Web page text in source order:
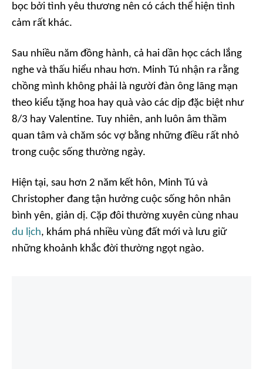
bọc bởi tình yêu thương nên có cách thể hiện tình
cảm rất khác.
Sau nhiều năm đồng hành, cả hai dần học cách lắng
nghe và thấu hiểu nhau hơn. Minh Tú nhận ra rằng
chồng mình không phải là người đàn ông lãng mạn
theo kiểu tặng hoa hay quà vào các dịp đặc biệt như
8/3 hay Valentine. Tuy nhiên, anh luôn âm thầm
quan tâm và chăm sóc vợ bằng những điều rất nhỏ
trong cuộc sống thường ngày.
Hiện tại, sau hơn 2 năm kết hôn, Minh Tú và
Christopher đang tận hưởng cuộc sống hôn nhân
bình yên, giản dị. Cặp đôi thường xuyên cùng nhau
du lịch, khám phá nhiều vùng đất mới và lưu giữ
những khoảnh khắc đời thường ngọt ngào.